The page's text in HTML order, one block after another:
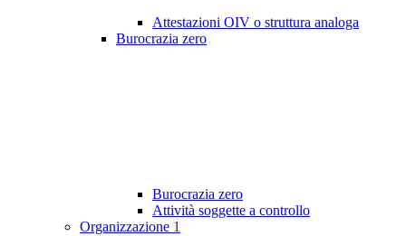
Attestazioni OIV o struttura analoga
Burocrazia zero
Burocrazia zero
Attività soggette a controllo
Organizzazione 1